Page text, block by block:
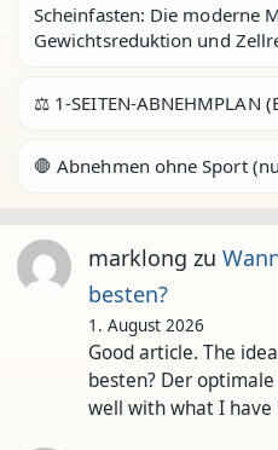
Scheinfasten: Die moderne
Gewichtsreduktion und
⚖️ 1-SEITEN-ABNEHMPLAN
🛑 Abnehmen ohne Sport
marklong zu
besten?
1. August 2026
Good article. The
besten? Der
well with what I